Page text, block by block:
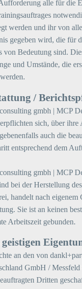
alle für die
werden und ihr von
gegeben wird, die für
von Bedeutung sind.
und Umstände, die
/
gmbh | MCP
sich, über ihre
auch die
entsprechend dem
gmbh | MCP
bei der Herstellung
handelt nach eigenem
Sie ist an keinen
Arbeitszeit gebunden.
geistigen
an den von
GmbH /
Dritten